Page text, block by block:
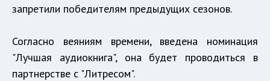
запретили победителям предыдущих сезонов.
Согласно веяниям времени, введена номинация
"Лучшая аудиокнига", она будет проводиться в
партнерстве с "Литресом".